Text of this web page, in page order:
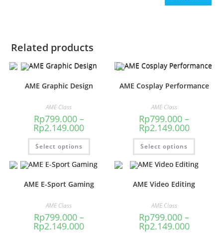
Related products
AME Graphic Design
AME Class
Rp799.000 –
Rp2.149.000
Select options
AME Cosplay Performance
AME Class
Rp799.000 –
Rp2.149.000
Select options
AME E-Sport Gaming
AME Class
Rp799.000 –
Rp2.149.000
AME Video Editing
AME Class
Rp799.000 –
Rp2.149.000